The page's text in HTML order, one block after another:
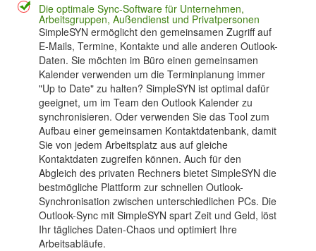
Die optimale Sync-Software für Unternehmen,
Arbeitsgruppen, Außendienst und Privatpersonen
SimpleSYN ermöglicht den gemeinsamen Zugriff auf
E-Mails, Termine, Kontakte und alle anderen Outlook-
Daten. Sie möchten im Büro einen gemeinsamen
Kalender verwenden um die Terminplanung immer
"Up to Date" zu halten? SimpleSYN ist optimal dafür
geeignet, um im Team den Outlook Kalender zu
synchronisieren. Oder verwenden Sie das Tool zum
Aufbau einer gemeinsamen Kontaktdatenbank, damit
Sie von jedem Arbeitsplatz aus auf gleiche
Kontaktdaten zugreifen können. Auch für den
Abgleich des privaten Rechners bietet SimpleSYN die
bestmögliche Plattform zur schnellen Outlook-
Synchronisation zwischen unterschiedlichen PCs. Die
Outlook-Sync mit SimpleSYN spart Zeit und Geld, löst
Ihr tägliches Daten-Chaos und optimiert Ihre
Arbeitsabläufe.